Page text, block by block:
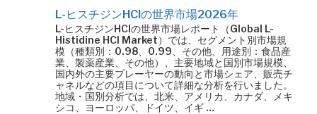
L-ヒスチジンHClの世界市場2026年
L-ヒスチジンHClの世界市場レポート（Global L-
Histidine HCl Market）では、セグメント別市場規
模（種類別：0.98、0.99、その他、用途別：食品産
業、製薬産業、その他）、主要地域と国別市場規模、
国内外の主要プレーヤーの動向と市場シェア、販売チ
ャネルなどの項目について詳細な分析を行いました。
地域・国別分析では、北米、アメリカ、カナダ、メキ
シコ、ヨーロッパ、ドイツ、イギ …